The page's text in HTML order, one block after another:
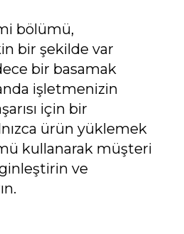
bölümü,
bir şekilde var
bir basamak
işletmenizin
için bir
ürün yüklemek
kullanarak müşteri
ve